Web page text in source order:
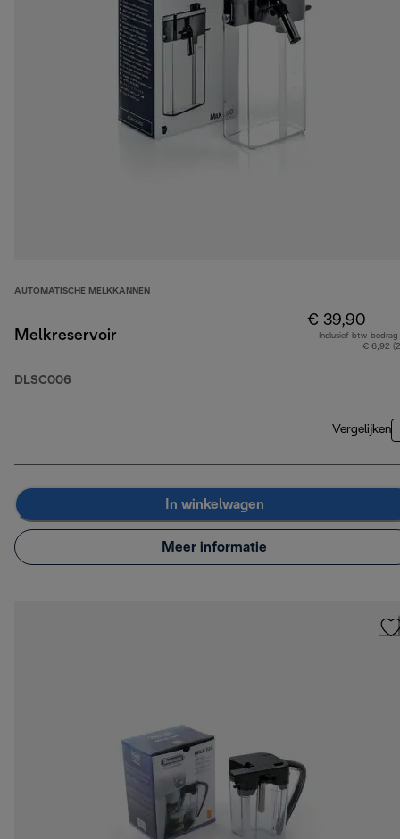
AUTOMATISCHE MELKKANNEN
Melkreservoir
DLSC006
€ 39,90
Inclusief btw-bedrag
€ 6,92
Vergelijken
In winkelwagen
Meer informatie